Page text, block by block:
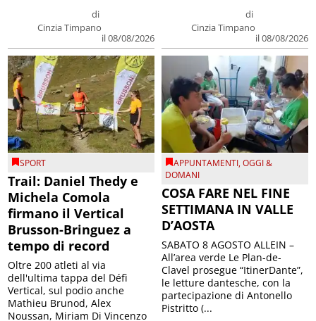
di
Cinzia Timpano
il 08/08/2026
di
Cinzia Timpano
il 08/08/2026
SPORT
Trail: Daniel Thedy e
Michela Comola
firmano il Vertical
Brusson-Bringuez a
tempo di record
Oltre 200 atleti al via
dell'ultima tappa del Défì
Vertical, sul podio anche
Mathieu Brunod, Alex
Noussan, Miriam Di Vincenzo
APPUNTAMENTI,OGGI &
DOMANI
COSA FARE NEL FINE
SETTIMANA IN VALLE
D’AOSTA
SABATO 8 AGOSTO ALLEIN –
All’area verde Le Plan-de-
Clavel prosegue “ItinerDante”,
le letture dantesche, con la
partecipazione di Antonello
Pistritto (...